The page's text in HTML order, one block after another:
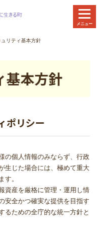
メニュー
リティ基本方針
基本方針
ポリシー
の個人情報のみならず、行政
生じた場合には、極めて重大
す。
資産を厳格に管理・運用し情
安全かつ確実な提供を目指す
るための全庁的な統一方針と